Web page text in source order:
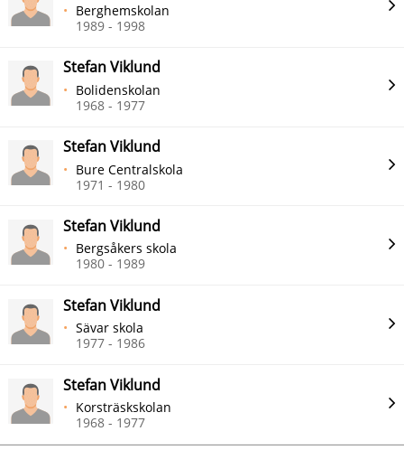
Berghemskolan
1989 - 1998
Stefan Viklund
Bolidenskolan
1968 - 1977
Stefan Viklund
Bure Centralskola
1971 - 1980
Stefan Viklund
Bergsåkers skola
1980 - 1989
Stefan Viklund
Sävar skola
1977 - 1986
Stefan Viklund
Korsträskskolan
1968 - 1977